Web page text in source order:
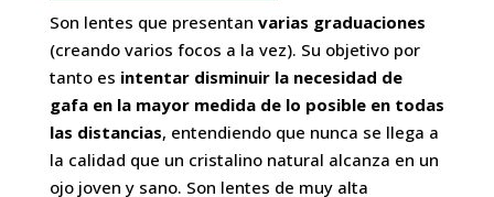
Son lentes que presentan varias graduaciones
(creando varios focos a la vez). Su objetivo por
tanto es intentar disminuir la necesidad de
gafa en la mayor medida de lo posible en todas
las distancias, entendiendo que nunca se llega a
la calidad que un cristalino natural alcanza en un
ojo joven y sano. Son lentes de muy alta